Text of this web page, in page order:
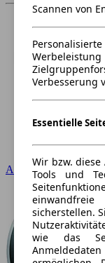
Audi
Scannen von
Verbesserung
Essentielle
Wir bzw.
Tools und
sicherstellen.
wie das